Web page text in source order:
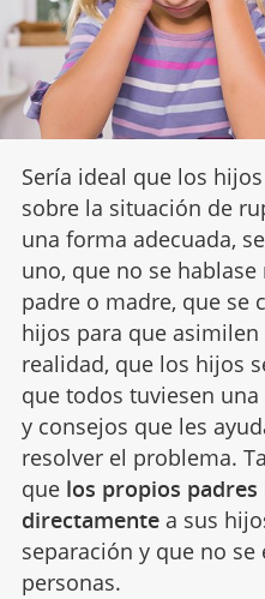
Sería ideal que los
sobre la situación de
una forma adecuada,
uno, que no se
padre o madre, que se
hijos para que
realidad, que los hijos
que todos tuviesen
y consejos que les
resolver el problema.
que los propios
directamentea sus
separación y que no
personas.